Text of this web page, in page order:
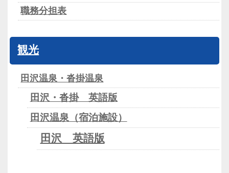
職務分担表
観光
田沢温泉・沓掛温泉
田沢・沓掛 英語版
田沢温泉（宿泊施設）
田沢 英語版